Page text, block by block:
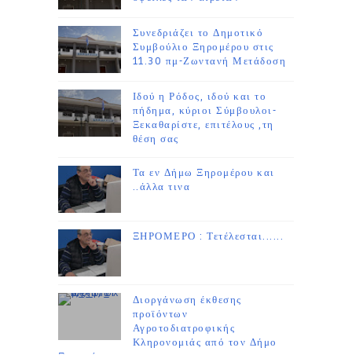
Συνεδριάζει το Δημοτικό
Συμβούλιο Ξηρομέρου στις
11.30 πμ-Ζωντανή Μετάδοση
Ιδού η Ρόδος, ιδού και το
πήδημα, κύριοι Σύμβουλοι-
Ξεκαθαρίστε, επιτέλους ,τη
θέση σας
Τα εν Δήμω Ξηρομέρου και
..άλλα τινα
ΞΗΡΟΜΕΡΟ : Τετέλεσται......
Διοργάνωση έκθεσης
προϊόντων
Αγροτοδιατροφικής
Κληρονομιάς από τον Δήμο